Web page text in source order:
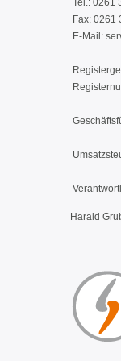
Tel.: 0261
Fax: 0261
E-Mail:
Harald